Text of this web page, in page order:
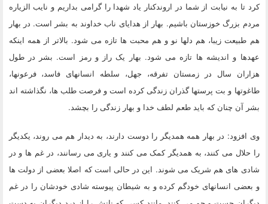
کرد تا به نیابت از شما در اروندکنار یاد شهدا را گرامی بداریم و نایب الزیاره
مردم بزرگ خوزستان باشیم. بهار از هدایای ناب خداوند به بشر است. در بهار
هم طبیعت زیبا، هم دلها نو و هم محبت ها تازه می شود. بالاتر از همه اینکه
عهدها و اندیشه ها تازه می شود. بهار یک راز و رمز است. بشر در طول
هزاران سال در زمستان تفرقه، جهل، سلطه انسانهای فاسد، فرعونها،
طاغوتها و بت پرستها گذران زندگی کرده است و فرصت طلب ها، نگذاشته اند
بشر آن چنان که باید طعم لطف خدا و بهار زندگی را بچشد.
وی افزود: در بهار همه همدیگر را دوست دارند، به دیدار هم می روند، یکدیگر
را حلال می کنند، به همدیگر کمک می کنند و یاری می رسانند، در غم ها و در
شادی های هم شریک می شوند. این در حالی است که اصلا بعضی از دولت ها
و بعضی انسانهای خودگم کرده و به شیطان پیوسته شادی خودشان را در غم